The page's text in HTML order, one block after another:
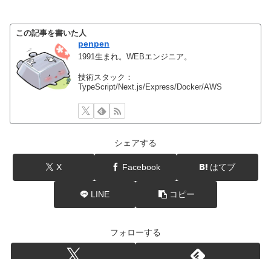
この記事を書いた人
penpen
1991生まれ。WEBエンジニア。
技術スタック：
TypeScript/Next.js/Express/Docker/AWS
シェアする
X Facebook はてブ
LINE コピー
フォローする